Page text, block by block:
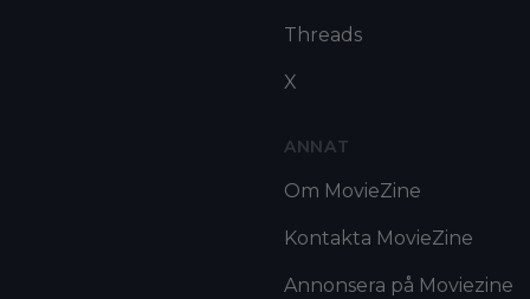
Threads
X
ANNAT
Om MovieZine
Kontakta MovieZine
Annonsera på Moviezine